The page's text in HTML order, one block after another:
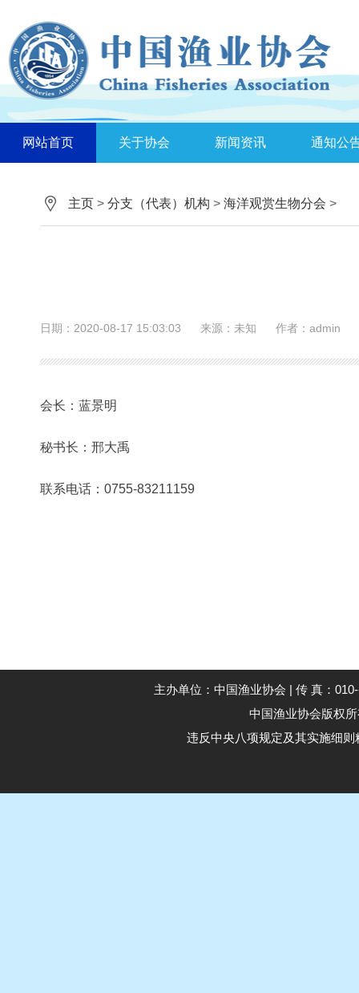
网站首页 关于协会 新闻资讯 通知公
主页 > 分支（代表）机构 > 海洋观赏生物分会 >
日期：2020-08-17 15:03:03 来源：未知 作者：admin
会长：蓝景明
秘书长：邢大禹
联系电话：0755-83211159
主办单位：中国渔业协会 | 传 真：
中国渔业协会版权
违反中央八项规定及其实施细